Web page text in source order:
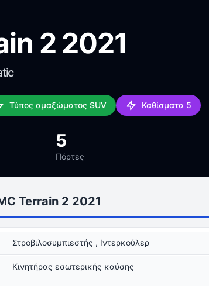
2 2021
Τύπος αμαξώματος SUV Καθίσματα 5
5
Πόρτες
Terrain 2 2021
Στροβιλοσυμπιεστής , Ιντερκούλερ
Κινητήρας εσωτερικής καύσης